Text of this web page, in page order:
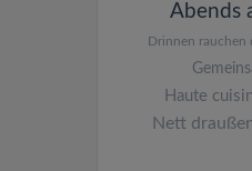
Abends
Drinnen rauchen
Haute
Nett